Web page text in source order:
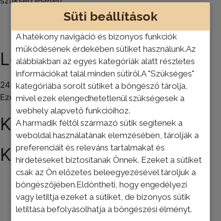
Süti beállítások
A hatékony navigáció és bizonyos funkciók
működésének érdekében sütiket használunk.Az
alábbiakban az egyes kategóriák alatt részletes
információkat talál minden sütiről.A "Szükséges"
kategóriába sorolt sütiket a böngésző tárolja,
mivel ezek elengedhetetlenül szükségesek a
webhely alapvető funkcióihoz.
A harmadik féltől származó sütik segítenek a
weboldal használatának elemzésében, tárolják a
preferenciáit és releváns tartalmakat és
hirdetéseket biztosítanak Önnek. Ezeket a sütiket
csak az Ön előzetes beleegyezésével tároljuk a
böngészőjében.Eldöntheti, hogy engedélyezi
vagy letiltja ezeket a sütiket, de bizonyos sütik
letiltása befolyásolhatja a böngészési élményt.
Leírás
2498 .- / zsák
Ezek is érdekelhetik
Kapcsolódó termékek
Kapcsolódó termékek
TOP ÁR!